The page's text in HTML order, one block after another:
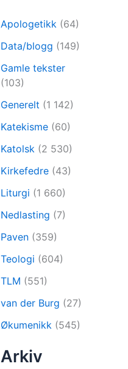
Apologetikk (64)
Data/blogg (149)
Gamle tekster
(103)
Generelt (1 142)
Katekisme (60)
Katolsk (2 530)
Kirkefedre (43)
Liturgi (1 660)
Nedlasting (7)
Paven (359)
Teologi (604)
TLM (551)
van der Burg (27)
Økumenikk (545)
Arkiv